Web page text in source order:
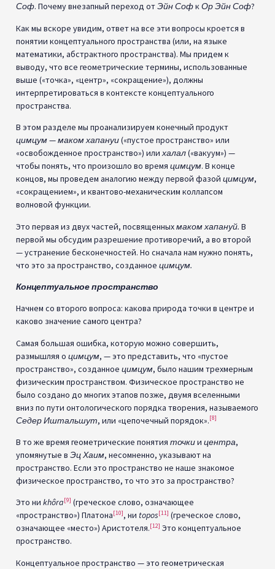
Соф. Почему внезапный переход отЭйн СофкОр Эйн Соф?
Как мы вскоре увидим, ответ на все эти вопросы кроется в
понятии концептуального пространства (или, на языке
математики, абстрактного пространства). Мы придем к
выводу, что все геометрические термины, использованные
выше («точка», «центр», «сокращение»), должны
интерпретироваться в контексте концептуального
пространства.
В этом разделе мы проанализируем конечный продукт
цимцум—маком хапануи(«пустое пространство» или
«освобожденное пространство») илихалал(«вакуум») —
чтобы понять, что произошло во время цимцум. В конце
концов, мы проведем аналогию между первой фазой цимцум,
«сокращением», и квантово-механическим коллапсом
волновой функции.
Это первая из двух частей, посвященныхмаком хапануй. В
первой мы обсудим разрешение противоречий, а во второй
— устранение бесконечностей. Но сначала нам нужно понять,
что это за пространство, созданное цимцум.
Концептуальное пространство
Начнем со второго вопроса: какова природа точки в центре и
каково значение самого центра?
Самая большая ошибка, которую можно совершить,
размышляя о цимцум, — это представить, что «пустое
пространство», созданное цимцум, было нашим трехмерным
физическим пространством. Физическое пространство не
было создано до многих этапов позже, двумя вселенными
вниз по пути онтологического порядка творения, называемого
Седер Иштальшут, или «цепочечный порядок».[8]
В то же время геометрические понятия точкии центра,
упомянутые в Эц Хаим, несомненно, указывают на
пространство. Если это пространство не наше знакомое
физическое пространство, то что это за пространство?
Это ни khôra[9] (греческое слово, означающее
«пространство») Платона[10], ни topos[11] (греческое слово,
означающее «место») Аристотеля.[12] Это концептуальное
пространство.
Концептуальное пространство — это геометрическая